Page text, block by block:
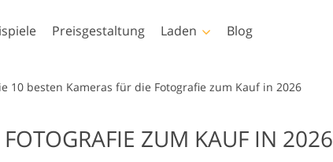
Immobilien-
Preisgestaltung Laden
Templates
Alle Vorlagen
Marketing-Vorlagen
Video
LUTs für die
Videobearbeitung
Blog
10 besten Kameras für die Fotografie zum Kauf in 2026
ZUM KAUF IN 2026